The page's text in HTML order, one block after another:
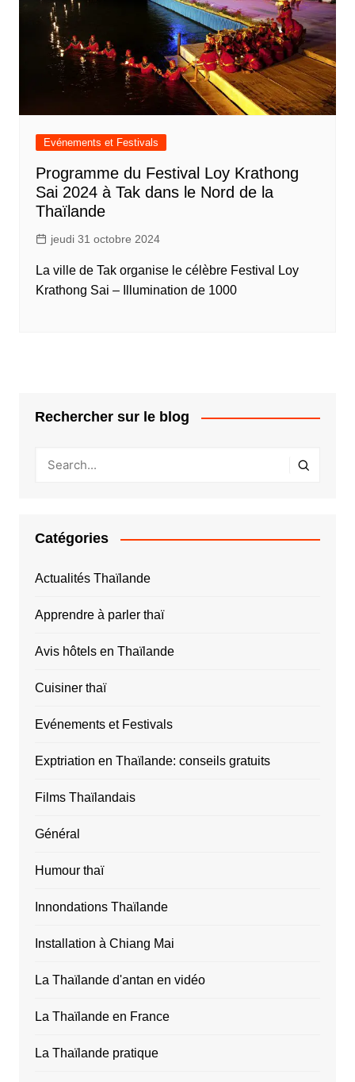
Evénements et Festivals
Programme du Festival Loy Krathong
Sai 2024 à Tak dans le Nord de la
Thaïlande
jeudi 31 octobre 2024
La ville de Tak organise le célèbre Festival Loy
Krathong Sai – Illumination de 1000
Rechercher sur le blog
Catégories
Actualités Thaïlande
Apprendre à parler thaï
Avis hôtels en Thaïlande
Cuisiner thaï
Evénements et Festivals
Exptriation en Thaïlande: conseils gratuits
Films Thaïlandais
Général
Humour thaï
Innondations Thaïlande
Installation à Chiang Mai
La Thaïlande d'antan en vidéo
La Thaïlande en France
La Thaïlande pratique